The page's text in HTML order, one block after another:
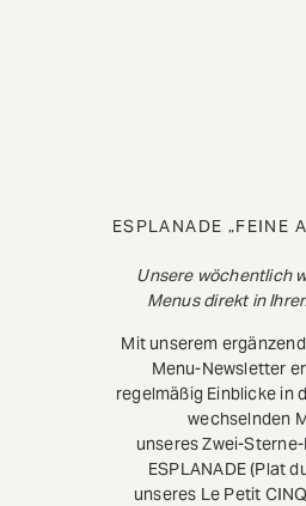
ESPLANADE „FEINE
Unsere wöchentlich
Menus direkt in
Mit unserem
Menu-Newsletter
regelmäßig Einblicke in
wechselnden
unseres Zwei-
ESPLANADE (Plat
unseres Le Petit